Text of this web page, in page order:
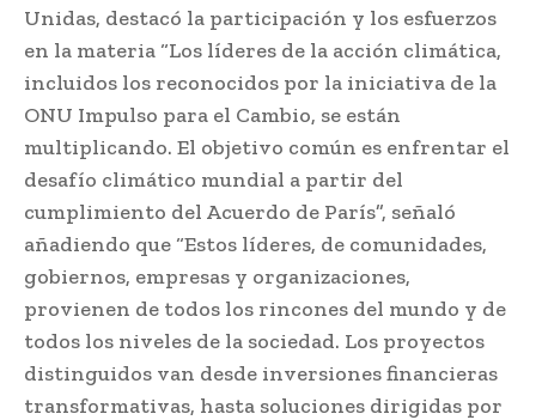
Unidas, destacó la participación y los esfuerzos
en la materia “Los líderes de la acción climática,
incluidos los reconocidos por la iniciativa de la
ONU Impulso para el Cambio, se están
multiplicando. El objetivo común es enfrentar el
desafío climático mundial a partir del
cumplimiento del Acuerdo de París”, señaló
añadiendo que “Estos líderes, de comunidades,
gobiernos, empresas y organizaciones,
provienen de todos los rincones del mundo y de
todos los niveles de la sociedad. Los proyectos
distinguidos van desde inversiones financieras
transformativas, hasta soluciones dirigidas por